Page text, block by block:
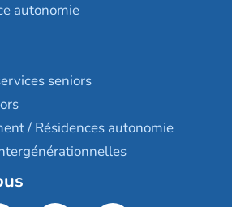
autonomie
seniors
/ Résidences autonomie